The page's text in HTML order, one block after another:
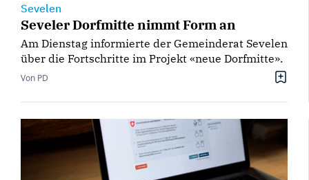
Sevelen
Seveler Dorfmitte nimmt Form an
Am Dienstag informierte der Gemeinderat Sevelen
über die Fortschritte im Projekt «neue Dorfmitte».
Von PD